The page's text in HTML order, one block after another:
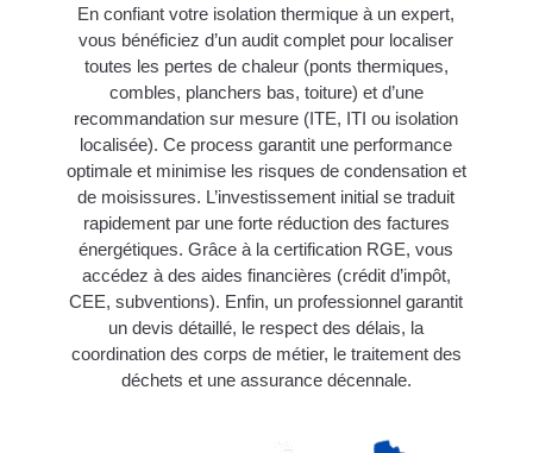
En confiant votre isolation thermique à un expert,
vous bénéficiez d’un audit complet pour localiser
toutes les pertes de chaleur (ponts thermiques,
combles, planchers bas, toiture) et d’une
recommandation sur mesure (ITE, ITI ou isolation
localisée). Ce process garantit une performance
optimale et minimise les risques de condensation et
de moisissures. L’investissement initial se traduit
rapidement par une forte réduction des factures
énergétiques. Grâce à la certification RGE, vous
accédez à des aides financières (crédit d’impôt,
CEE, subventions). Enfin, un professionnel garantit
un devis détaillé, le respect des délais, la
coordination des corps de métier, le traitement des
déchets et une assurance décennale.